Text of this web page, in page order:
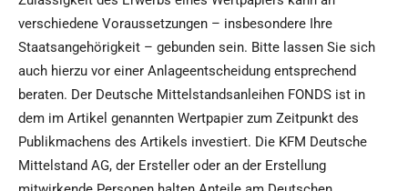
verschiedene Voraussetzungen – insbesondere Ihre
Staatsangehörigkeit – gebunden sein. Bitte lassen Sie sich
auch hierzu vor einer Anlageentscheidung entsprechend
beraten. Der Deutsche Mittelstandsanleihen FONDS ist in
dem im Artikel genannten Wertpapier zum Zeitpunkt des
Publikmachens des Artikels investiert. Die KFM Deutsche
Mittelstand AG, der Ersteller oder an der Erstellung